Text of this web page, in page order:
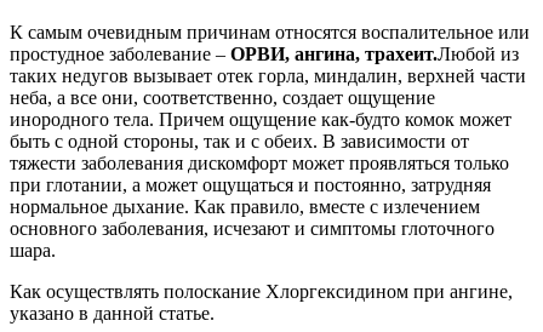
К самым очевидным причинам относятся воспалительное или
простудное заболевание – ОРВИ, ангина, трахеит.Любой из
таких недугов вызывает отек горла, миндалин, верхней части
неба, а все они, соответственно, создает ощущение
инородного тела. Причем ощущение как-будто комок может
быть с одной стороны, так и с обеих. В зависимости от
тяжести заболевания дискомфорт может проявляться только
при глотании, а может ощущаться и постоянно, затрудняя
нормальное дыхание. Как правило, вместе с излечением
основного заболевания, исчезают и симптомы глоточного
шара.
Как осуществлять полоскание Хлоргексидином при ангине,
указано в данной статье.